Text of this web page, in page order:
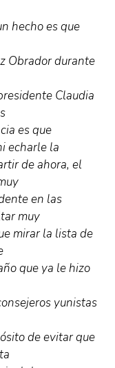
hecho es que
Obrador durante
Claudia
es que
echarle la
de ahora, el
en las
muy
mirar la lista de
que ya le hizo
yunistas
de evitar que